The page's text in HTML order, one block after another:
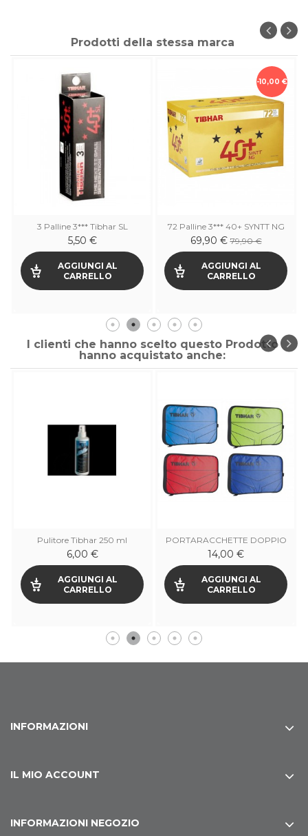
Prodotti della stessa marca
3 Palline 3*** Tibhar SL
5,50 €
AGGIUNGI AL
CARRELLO
-10,00 €
72 Palline 3*** 40+ SYNTT NG
69,90 €79,90 €
AGGIUNGI AL
CARRELLO
I clienti che hanno scelto questo Prodotto
hanno acquistato anche:
Pulitore Tibhar 250 ml
6,00 €
AGGIUNGI AL
CARRELLO
PORTARACCHETTE DOPPIO
TIBHAR
14,00 €
AGGIUNGI AL
CARRELLO
INFORMAZIONI
IL MIO ACCOUNT
INFORMAZIONI NEGOZIO